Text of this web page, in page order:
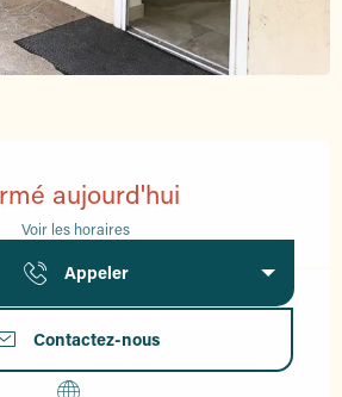
aujourd'hui
Voir les horaires
Appeler
Contactez-nous